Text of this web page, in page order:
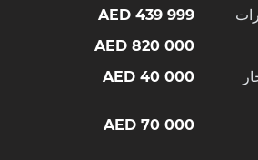
439 999 AED
820 000 AED
40 000 AED
70 000 AED